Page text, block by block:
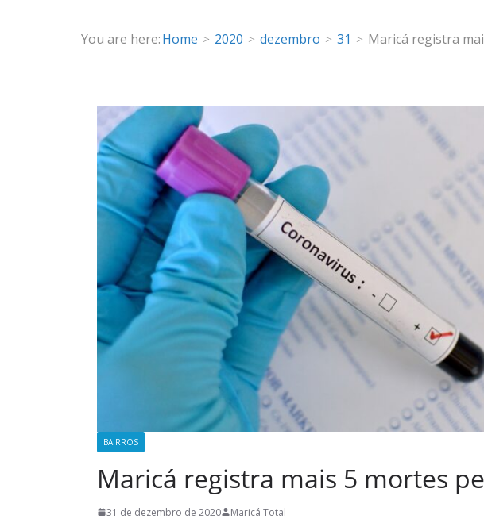
You are here:Home 2020 dezembro 31 Maricá registra
BAIRROS
Maricá registra mais 5 mortes
31 de dezembro de 2020 Maricá Total